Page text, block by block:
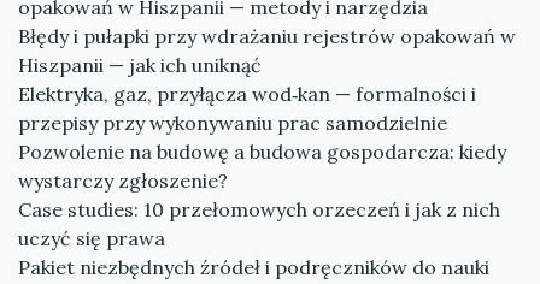
opakowań w Hiszpanii — metody i narzędzia
Błędy i pułapki przy wdrażaniu rejestrów opakowań w
Hiszpanii — jak ich uniknąć
Elektryka, gaz, przyłącza wod‑kan — formalności i
przepisy przy wykonywaniu prac samodzielnie
Pozwolenie na budowę a budowa gospodarcza: kiedy
wystarczy zgłoszenie?
Case studies: 10 przełomowych orzeczeń i jak z nich
uczyć się prawa
Pakiet niezbędnych źródeł i podręczników do nauki